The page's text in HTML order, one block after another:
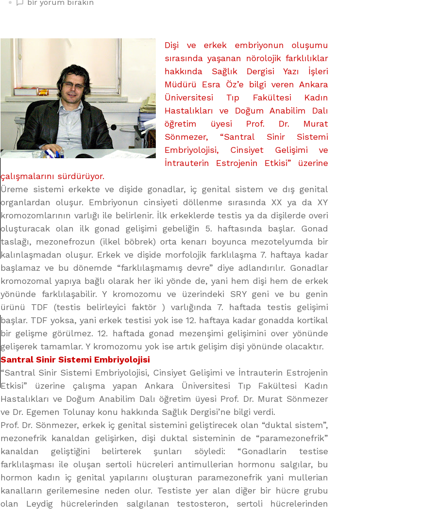
üzerine
bir yorum bırakın
Dişi ve erkek embriyonun oluşumu
sırasında yaşanan nörolojik farklılıklar
hakkında Sağlık Dergisi Yazı İşleri
Müdürü Esra Öz’e bilgi veren Ankara
Üniversitesi Tıp Fakültesi Kadın
Hastalıkları ve Doğum Anabilim Dalı
öğretim üyesi Prof. Dr. Murat
Sönmezer, “Santral Sinir Sistemi
Embriyolojisi, Cinsiyet Gelişimi ve
İntrauterin Estrojenin Etkisi” üzerine
çalışmalarını sürdürüyor.
Üreme sistemi erkekte ve dişide gonadlar, iç genital sistem ve dış genital
organlardan oluşur. Embriyonun cinsiyeti döllenme sırasında XX ya da XY
kromozomlarının varlığı ile belirlenir. İlk erkeklerde testis ya da dişilerde overi
oluşturacak olan ilk gonad gelişimi gebeliğin 5. haftasında başlar. Gonad
taslağı, mezonefrozun (ilkel böbrek) orta kenarı boyunca mezotelyumda bir
kalınlaşmadan oluşur. Erkek ve dişide morfolojik farklılaşma 7. haftaya kadar
başlamaz ve bu dönemde “farklılaşmamış devre” diye adlandırılır. Gonadlar
kromozomal yapıya bağlı olarak her iki yönde de, yani hem dişi hem de erkek
yönünde farklılaşabilir. Y kromozomu ve üzerindeki SRY geni ve bu genin
ürünü TDF (testis belirleyici faktör ) varlığında 7. haftada testis gelişimi
başlar. TDF yoksa, yani erkek testisi yok ise 12. haftaya kadar gonadda kortikal
bir gelişme görülmez. 12. haftada gonad mezenşimi gelişimini over yönünde
gelişerek tamamlar. Y kromozomu yok ise artık gelişim dişi yönünde olacaktır.
Santral Sinir Sistemi Embriyolojisi
“Santral Sinir Sistemi Embriyolojisi, Cinsiyet Gelişimi ve İntrauterin Estrojenin
Etkisi” üzerine çalışma yapan Ankara Üniversitesi Tıp Fakültesi Kadın
Hastalıkları ve Doğum Anabilim Dalı öğretim üyesi Prof. Dr. Murat Sönmezer
ve Dr. Egemen Tolunay konu hakkında Sağlık Dergisi’ne bilgi verdi.
Prof. Dr. Sönmezer, erkek iç genital sistemini geliştirecek olan “duktal sistem”,
mezonefrik kanaldan gelişirken, dişi duktal sisteminin de “paramezonefrik”
kanaldan geliştiğini belirterek şunları söyledi: “Gonadlarin testise
farklılaşması ile oluşan sertoli hücreleri antimullerian hormonu salgılar, bu
hormon kadın iç genital yapılarını oluşturan paramezonefrik yani mullerian
kanalların gerilemesine neden olur. Testiste yer alan diğer bir hücre grubu
olan Leydig hücrelerinden salgılanan testosteron, sertoli hücrelerinden